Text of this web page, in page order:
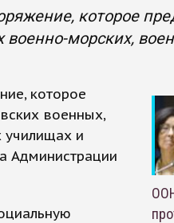
которое
военно-морских,
которое
военных,
училищах и
Администрации